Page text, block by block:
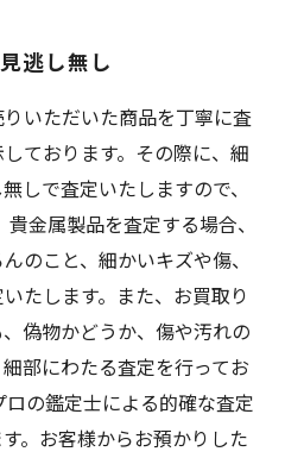
逃し無し
いただいた商品を丁寧に査
ております。その際に、細
しで査定いたしますので、
金属製品を査定する場合、
のこと、細かいキズや傷、
たします。また、お買取り
偽物かどうか、傷や汚れの
部にわたる査定を行ってお
の鑑定士による的確な査定
。お客様からお預かりした